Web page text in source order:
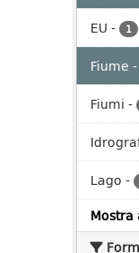
EU - 1
Fiume -
Fiumi -
Lago -
Mostra